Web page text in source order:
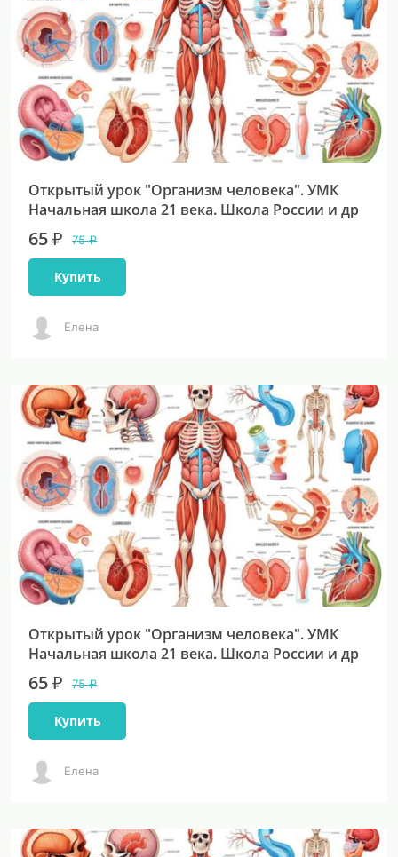
Открытый урок "Организм человека". УМК
Начальная школа 21 века. Школа России и др
65 ₽ 75 ₽
Купить
Елена
Открытый урок "Организм человека". УМК
Начальная школа 21 века. Школа России и др
65 ₽ 75 ₽
Купить
Елена